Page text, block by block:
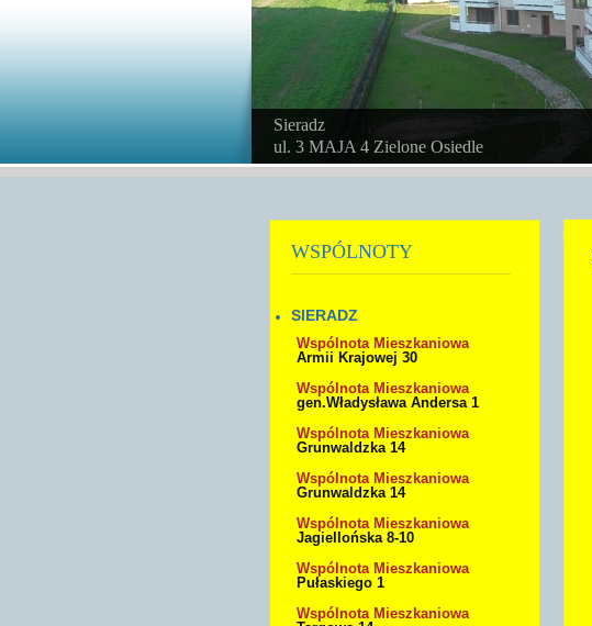
Sieradz
ul. 3 MAJA 4 Zielone Osiedle
WSPÓLNOTY
SIERADZ
Wspólnota Mieszkaniowa
Armii Krajowej 30
Wspólnota Mieszkaniowa
gen.Władysława Andersa 1
Wspólnota Mieszkaniowa
Grunwaldzka 14
Wspólnota Mieszkaniowa
Grunwaldzka 14
Wspólnota Mieszkaniowa
Jagiellońska 8-10
Wspólnota Mieszkaniowa
Pułaskiego 1
Wspólnota Mieszkaniowa